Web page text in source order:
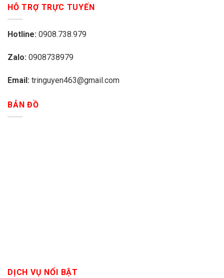
HỖ TRỢ TRỰC TUYẾN
Hotline: 0908.738.979
Zalo: 0908738979
Email: tringuyen463@gmail.com
BẢN ĐỒ
DỊCH VỤ NỔI BẬT